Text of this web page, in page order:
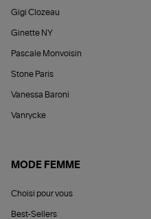
Gigi Clozeau
Ginette NY
Pascale Monvoisin
Stone Paris
Vanessa Baroni
Vanrycke
MODE FEMME
Choisi pour vous
Best-Sellers